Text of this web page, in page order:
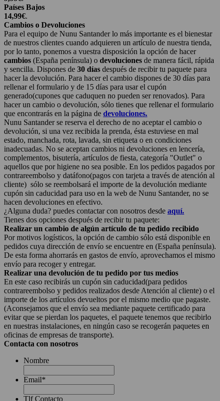
Países Bajos
14,99€.
Cambios o Devoluciones
Para el equipo de Nunu Santander lo más importante es el bienestar
de nuestros clientes cuando adquieren un artículo de nuestra tienda,
por lo tanto, ponemos a vuestra disposición la opción de hacer
cambios (España península) o devoluciones de manera fácil, rápida
y sencilla. Dispones de 30 días después de recibir tu paquete para
hacer la devolución. Para hacer el cambio dispones de 30 días para
rellenar el formulario y de 15 días para usar el cupón
generado(cupones que caduquen no pueden ser renovados). Para
hacer un cambio o devolución, sólo tienes que rellenar el formulario
que encontrarás en la página de devoluciones.
Nunu Santander se reserva el derecho de no aceptar el cambio o
devolución, si una vez recibida la prenda, ésta estuviese en mal
estado, manchada, rota, lavada, sin etiqueta o en condiciones
inadecuadas. No se aceptan cambios ni devoluciones en lencería,
complementos, bisutería, artículos de fiesta, categoría "Outlet" o
aquellos que por higiene no sea posible. En los pedidos pagados por
contrareembolso y datáfono(pagos con tarjeta a través de atención al
cliente) sólo se reembolsará el importe de la devolución mediante
cupón sin caducidad para uso en la web de Nunu Santander, no se
hacen devoluciones en efectivo.
¿Alguna duda? puedes contactar con nosotros desde aquí.
Tienes dos opciones después de recibir tu paquete:
Realizar un cambio de algún artículo de tu pedido recibido
Por motivos logísticos, la opción de cambio sólo está disponible en
pedidos cuya dirección de envío se encuentre en (España península).
De esta forma ahorrarás en gastos de envío, aprovechamos el mismo
envío para recoger y entregar.
Realizar una devolución de tu pedido por tus medios
En este caso recibirás un cupón sin caducidad(para pedidos
contrareembolso y pedidos realizados desde Atención al cliente) o el
importe de los artículos devueltos por el mismo medio que pagaste.
(Aconsejamos que el envío sea mediante paquete certificado para
evitar que se pierdan los paquetes, el paquete tenemos que recibirlo
en nuestras instalaciones, en ningún caso se recogerán paquetes en
oficinas de empresas de transporte).
Contacta con nosotros
Nombre
Email*
Tlf Contacto